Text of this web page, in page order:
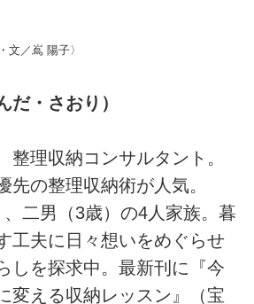
文／嶌 陽子〉
だ・さおり）
理収納コンサルタント。
先の整理収納術が人気。
二男（3歳）の4人家族。暮
工夫に日々想いをめぐらせ
しを探求中。最新刊に『今
変える収納レッスン』（宝